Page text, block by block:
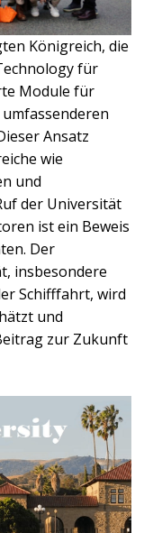
Königreich, die
für
Module für
Ansatz
wie
und
der Universität
ist ein Beweis
Der
insbesondere
Schifffahrt, wird
und
zur Zukunft